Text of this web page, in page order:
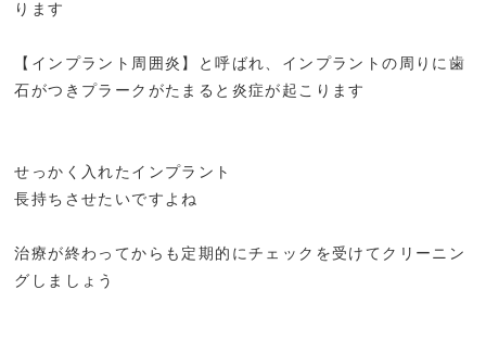
ります
【インプラント周囲炎】と呼ばれ、インプラントの周りに歯
石がつきプラークがたまると炎症が起こります
せっかく入れたインプラント
長持ちさせたいですよね
治療が終わってからも定期的にチェックを受けてクリーニン
グしましょう